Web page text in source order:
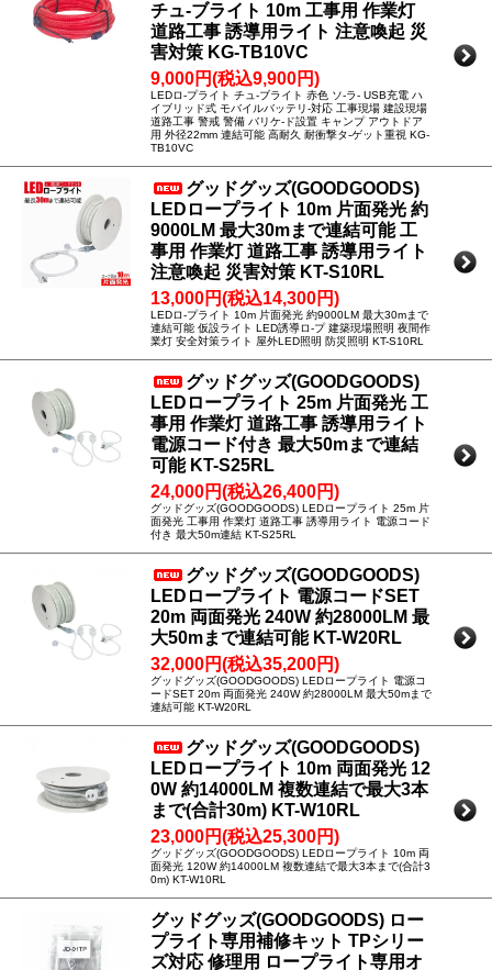
チュ-ブライト 10m 工事用 作業灯
道路工事 誘導用ライト 注意喚起 災
害対策 KG-TB10VC
9,000円(税込9,900円)
LEDロ-プライト チュ-ブライト 赤色 ソ-ラ- USB充電 ハ
イブリッド式 モバイルバッテリ-対応 工事現場 建設現場
道路工事 警戒 警備 バリケ-ド設置 キャンプ アウトドア
用 外径22mm 連結可能 高耐久 耐衝撃タ-ゲット重視 KG-
TB10VC
グッドグッズ(GOODGOODS)
LEDロープライト 10m 片面発光 約
9000LM 最大30mまで連結可能 工
事用 作業灯 道路工事 誘導用ライト
注意喚起 災害対策 KT-S10RL
13,000円(税込14,300円)
LEDロ-プライト 10m 片面発光 約9000LM 最大30mまで
連結可能 仮設ライト LED誘導ロ-プ 建築現場照明 夜間作
業灯 安全対策ライト 屋外LED照明 防災照明 KT-S10RL
グッドグッズ(GOODGOODS)
LEDロープライト 25m 片面発光 工
事用 作業灯 道路工事 誘導用ライト
電源コード付き 最大50mまで連結
可能 KT-S25RL
24,000円(税込26,400円)
グッドグッズ(GOODGOODS) LEDロープライト 25m 片
面発光 工事用 作業灯 道路工事 誘導用ライト 電源コード
付き 最大50m連結 KT-S25RL
グッドグッズ(GOODGOODS)
LEDロープライト 電源コードSET
20m 両面発光 240W 約28000LM 最
大50mまで連結可能 KT-W20RL
32,000円(税込35,200円)
グッドグッズ(GOODGOODS) LEDロープライト 電源コ
ードSET 20m 両面発光 240W 約28000LM 最大50mまで
連結可能 KT-W20RL
グッドグッズ(GOODGOODS)
LEDロープライト 10m 両面発光 12
0W 約14000LM 複数連結で最大3本
まで(合計30m) KT-W10RL
23,000円(税込25,300円)
グッドグッズ(GOODGOODS) LEDロープライト 10m 両
面発光 120W 約14000LM 複数連結で最大3本まで(合計3
0m) KT-W10RL
グッドグッズ(GOODGOODS) ロー
プライト専用補修キット TPシリー
ズ対応 修理用 ロープライト専用オ